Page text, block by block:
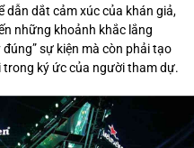
dẫn dắt cảm xúc của khán giả,
những khoảnh khắc lắng
sự kiện mà còn phải tạo
trong ký ức của người tham dự.